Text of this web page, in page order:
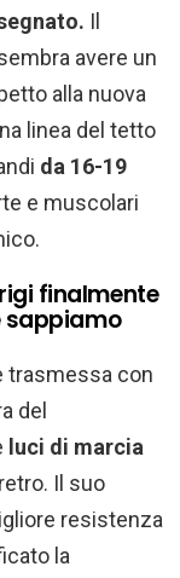
I
avere un
alla nuova
linea del tetto
da 16-19
e muscolari
finalmente
sappiamo
trasmessa con
del
luci di marcia
Il suo
resistenza
la